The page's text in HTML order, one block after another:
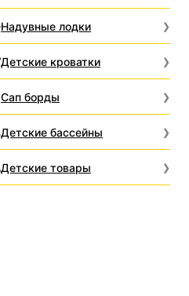
Надувные лодки
Детские кроватки
Сап борды
Детские бассейны
Детские товары